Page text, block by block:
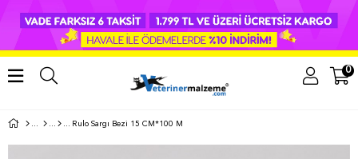
0
Rulo Sargı Bezi 15 CM*100 M